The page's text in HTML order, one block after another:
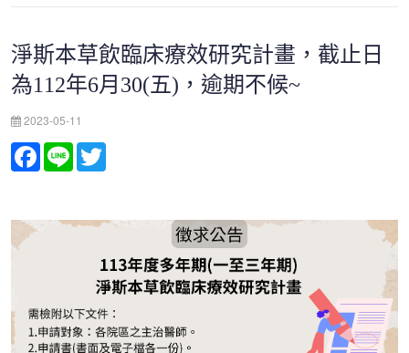
淨斯本草飲臨床療效研究計畫，截止日
為112年6月30(五)，逾期不候~
2023-05-11
Facebook
Line